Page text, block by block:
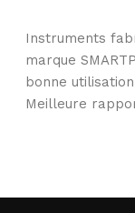
Instruments
marque
bonne
Meilleure